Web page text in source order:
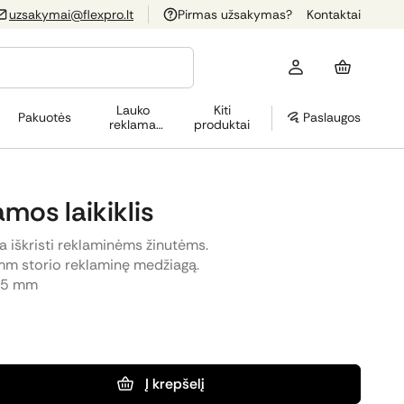
uzsakymai@flexpro.lt Pirmas užsakymas? Kontaktai
Pakuotės
Lauko
reklama
Kiti
produktai
Paslaugos
laikiklis
iškristi reklaminėms žinutėms.
storio reklaminę medžiagą.
mm
Į krepšelį